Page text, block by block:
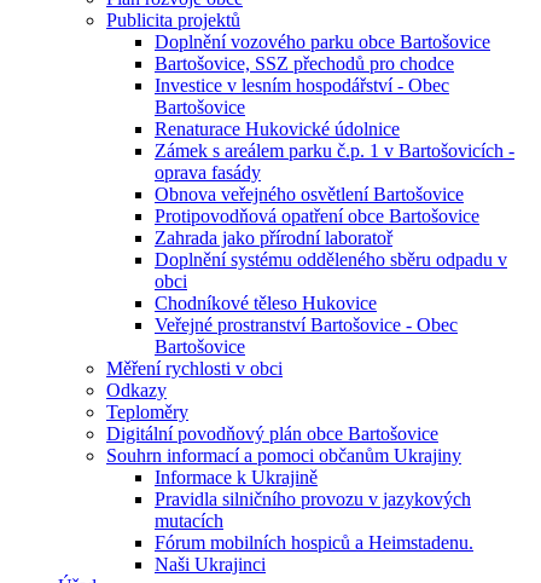
Publicita projektů
Doplnění vozového parku obce Bartošovice
Bartošovice, SSZ přechodů pro chodce
Investice v lesním hospodářství - Obec
Bartošovice
Renaturace Hukovické údolnice
Zámek s areálem parku č.p. 1 v Bartošovicích -
oprava fasády
Obnova veřejného osvětlení Bartošovice
Protipovodňová opatření obce Bartošovice
Zahrada jako přírodní laboratoř
Doplnění systému odděleného sběru odpadu v
obci
Chodníkové těleso Hukovice
Veřejné prostranství Bartošovice - Obec
Bartošovice
Měření rychlosti v obci
Odkazy
Teploměry
Digitální povodňový plán obce Bartošovice
Souhrn informací a pomoci občanům Ukrajiny
Informace k Ukrajině
Pravidla silničního provozu v jazykových
mutacích
Fórum mobilních hospiců a Heimstadenu.
Naši Ukrajinci